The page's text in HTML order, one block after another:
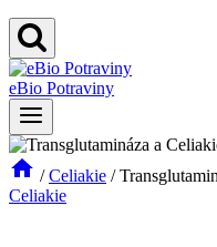
eBio Potraviny
/ Celiakie /
Celiakie